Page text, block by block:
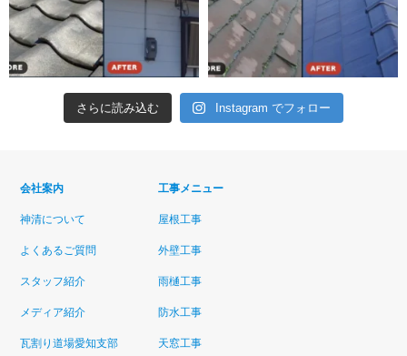
さらに読み込む Instagram でフォロー
会社案内
神清について
よくあるご質問
スタッフ紹介
メディア紹介
瓦割り道場愛知支部
工事メニュー
屋根工事
外壁工事
雨樋工事
防水工事
天窓工事